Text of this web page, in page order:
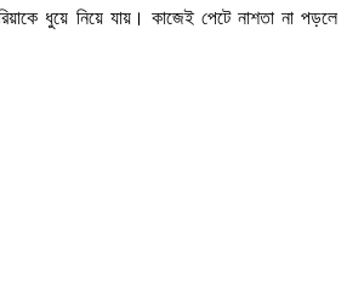
ধুয়ে নিয়ে যায়। কাজেই পেটে নাশতা না পড়লে